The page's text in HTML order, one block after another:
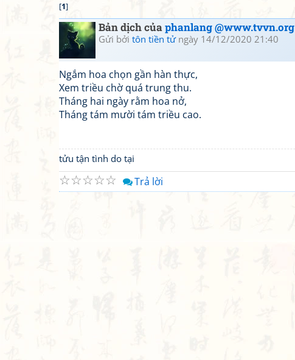
[1]
Bản dịch củaphanlang @www.tvvn.org
Gửi bởi tôn tiền tửngày 14/12/2020 21:40
Ngắm hoa chọn gần hàn thực,
Xem triều chờ quá trung thu.
Tháng hai ngày rằm hoa nở,
Tháng tám mười tám triều cao.
tửu tận tình do tại
☆
☆
☆
☆
☆ Trả lời